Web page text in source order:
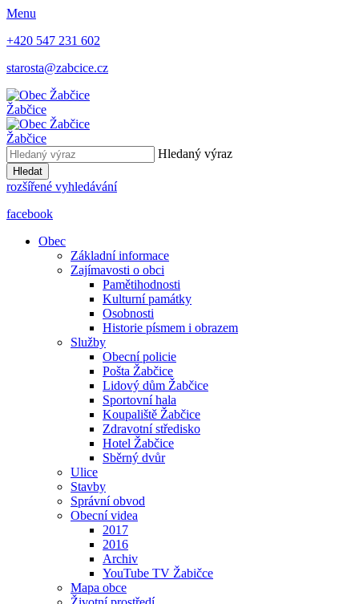
Menu
+420 547 231 602
starosta@zabcice.cz
Žabčice
Žabčice
Hledaný výraz
Hledat
rozšířené vyhledávání
facebook
Obec
Základní informace
Zajímavosti o obci
Pamětihodnosti
Kulturní památky
Osobnosti
Historie písmem i obrazem
Služby
Obecní policie
Pošta Žabčice
Lidový dům Žabčice
Sportovní hala
Koupaliště Žabčice
Zdravotní středisko
Hotel Žabčice
Sběrný dvůr
Ulice
Stavby
Správní obvod
Obecní videa
2017
2016
Archiv
YouTube TV Žabičce
Mapa obce